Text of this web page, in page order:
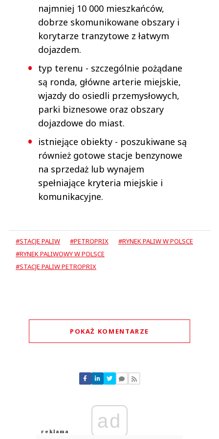
najmniej 10 000 mieszkańców,
dobrze skomunikowane obszary i
korytarze tranzytowe z łatwym
dojazdem.
typ terenu - szczególnie pożądane
są ronda, główne arterie miejskie,
wjazdy do osiedli przemysłowych,
parki biznesowe oraz obszary
dojazdowe do miast.
istniejące obiekty - poszukiwane są
również gotowe stacje benzynowe
na sprzedaż lub wynajem
spełniające kryteria miejskie i
komunikacyjne.
#STACJE PALIW #PETROPRIX
#RYNEK PALIW W POLSCE
#RYNEK PALIWOWY W POLSCE
#STACJE PALIW PETROPRIX
POKAŻ KOMENTARZE
Ja
29.07.2026 / 06:54
ad